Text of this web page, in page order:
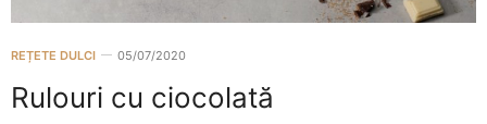
REȚETE DULCI 05/07/2020
Rulouri cu ciocolată